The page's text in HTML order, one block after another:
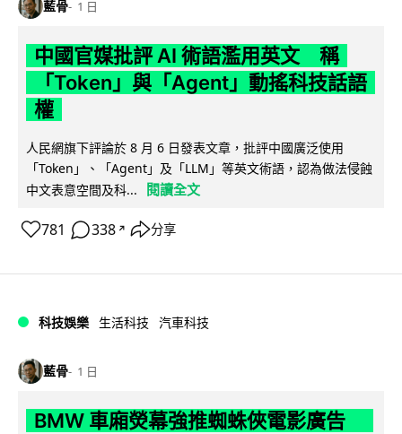
藍骨 1 日
中國官媒批評 AI 術語濫用英文 稱
「Token」與「Agent」動搖科技話語
權
人民網旗下評論於 8 月 6 日發表文章，批評中國廣泛使用
「Token」、「Agent」及「LLM」等英文術語，認為做法侵蝕
中文表意空間及科...
閱讀全文
781 338 ↗ 分享
科技娛樂 生活科技 汽車科技
藍骨 1 日
BMW 車廂熒幕強推蜘蛛俠電影廣告